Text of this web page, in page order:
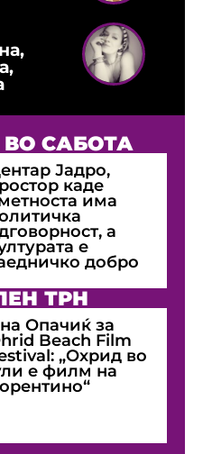
САБОТА
Јадро,
каде
има
а
е
добро
ТРН
Опачиќ за
Beach Film
„Охрид во
е филм на